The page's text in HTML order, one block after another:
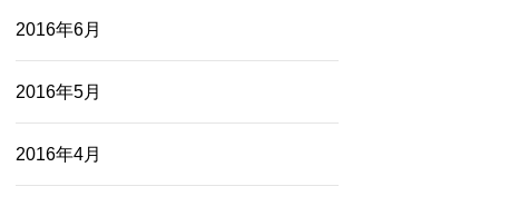
2016年6月
2016年5月
2016年4月